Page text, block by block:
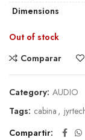
Dimensions
Out of stock
Comparar
Category: AUDIO
Tags: cabina ,
Compartir